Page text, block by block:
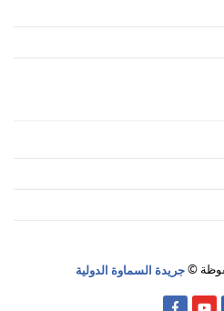
©جريدة السماوة الدولية